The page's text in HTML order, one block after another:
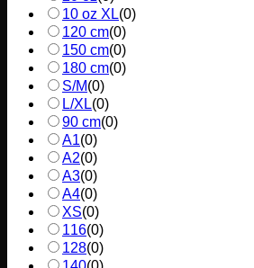
10 oz XL(0)
120 cm(0)
150 cm(0)
180 cm(0)
S/M(0)
L/XL(0)
90 cm(0)
A1(0)
A2(0)
A3(0)
A4(0)
XS(0)
116(0)
128(0)